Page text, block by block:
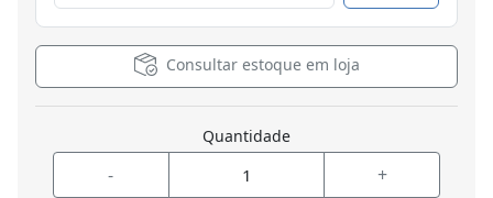
Consultar estoque em loja
Quantidade
- +